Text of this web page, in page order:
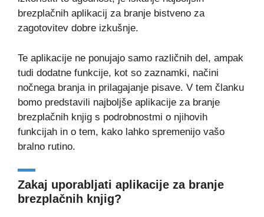
brezplačnih aplikacij za branje bistveno za
zagotovitev dobre izkušnje.
Te aplikacije ne ponujajo samo različnih del, ampak
tudi dodatne funkcije, kot so zaznamki, načini
nočnega branja in prilagajanje pisave. V tem članku
bomo predstavili najboljše aplikacije za branje
brezplačnih knjig s podrobnostmi o njihovih
funkcijah in o tem, kako lahko spremenijo vašo
bralno rutino.
Zakaj uporabljati aplikacije za branje
brezplačnih knjig?